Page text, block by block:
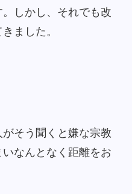
しかし、それでも改
ました。
そう聞くと嫌な宗教
なんとなく距離をお